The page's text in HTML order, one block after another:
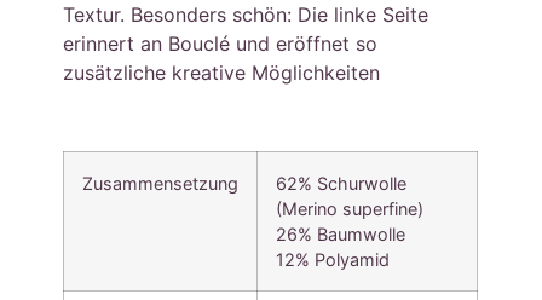
Textur. Besonders schön: Die linke Seite
erinnert an Bouclé und eröffnet so
zusätzliche kreative Möglichkeiten
Zusammensetzung
62% Schurwolle
(Merino superfine)
26% Baumwolle
12% Polyamid